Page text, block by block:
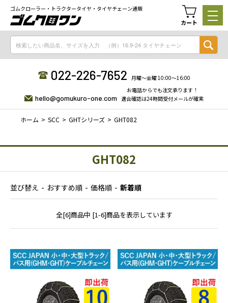
ゴムクローラー・トラクタータイヤ・タイヤチェーン通販
カート
022-226-7652 月曜〜金曜 10:00〜16:00
hello@gomukuro-one.com
お電話からでも注文承ります！
適合確認は24時間受付メールが確実
ホーム SCC GHTシリーズ GHT082
GHT082
並び替え おすすめ順 価格順 新着順
全[6]商品中 [1-6]商品を表示しています